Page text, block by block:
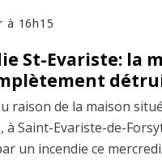
à 16h15
St-Evariste: la
raison de la maison
à Saint-Evariste-de-
un incendie ce mercredi.